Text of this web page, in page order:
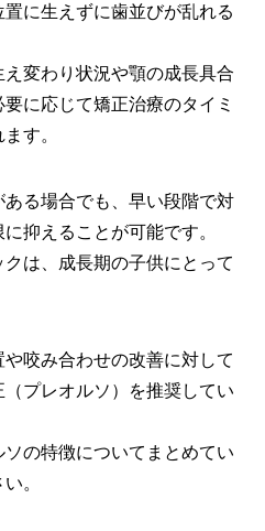
に生えずに歯並びが乱れる
変わり状況や顎の成長具合
に応じて矯正治療のタイミ
す。
る場合でも、早い段階で対
抑えることが可能です。
は、成長期の子供にとって
咬み合わせの改善に対して
プレオルソ）を推奨してい
の特徴についてまとめてい
。